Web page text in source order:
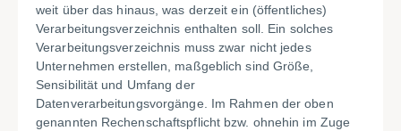
weit über das hinaus, was derzeit ein (öffentliches)
Verarbeitungsverzeichnis enthalten soll. Ein solches
Verarbeitungsverzeichnis muss zwar nicht jedes
Unternehmen erstellen, maßgeblich sind Größe,
Sensibilität und Umfang der
Datenverarbeitungsvorgänge. Im Rahmen der oben
genannten Rechenschaftspflicht bzw. ohnehin im Zuge